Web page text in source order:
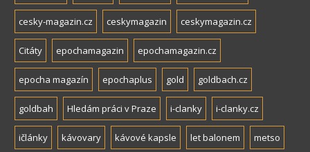
cesky-magazin.cz ceskymagazin ceskymagazin.cz
Citáty epochamagazin epochamagazin.cz
epocha magazín epochaplus gold goldbach.cz
goldbah Hledám práci v Praze i-clanky i-clanky.cz
ičlánky kávovary kávové kapsle let balonem metso